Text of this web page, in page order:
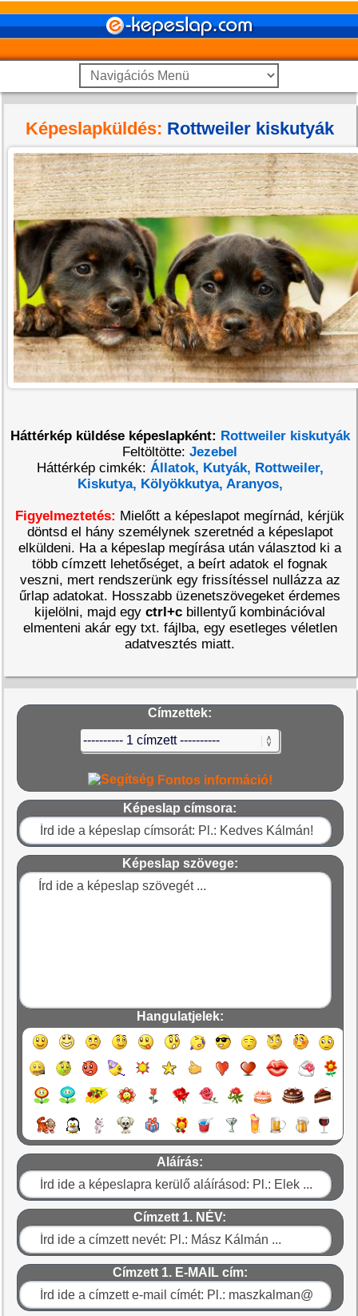
Képeslapküldés: Rottweiler kiskutyák
Háttérkép küldése képeslapként: Rottweiler kiskutyák
Feltöltötte:Jezebel
Háttérkép cimkék: Állatok, Kutyák, Rottweiler,
Kiskutya, Kölyökkutya, Aranyos,
Figyelmeztetés: Mielőtt a képeslapot megírnád, kérjük
döntsd el hány személynek szeretnéd a képeslapot
elküldeni. Ha a képeslap megírása után választod ki a
több címzett lehetőséget, a beírt adatok el fognak
veszni, mert rendszerünk egy frissítéssel nullázza az
űrlap adatokat. Hosszabb üzenetszövegeket érdemes
kijelölni, majd egyctrl+c billentyű kombinációval
elmenteni akár egy txt. fájlba, egy esetleges véletlen
adatvesztés miatt.
Címzettek:
Fontos információ!
Képeslap címsora:
Képeslap szövege:
Hangulatjelek:
Aláírás:
Címzett 1. NÉV:
Címzett 1. E-MAIL cím: